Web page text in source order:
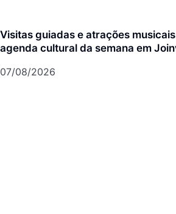
Visitas guiadas e atrações
agenda cultural da semana em
07/08/2026